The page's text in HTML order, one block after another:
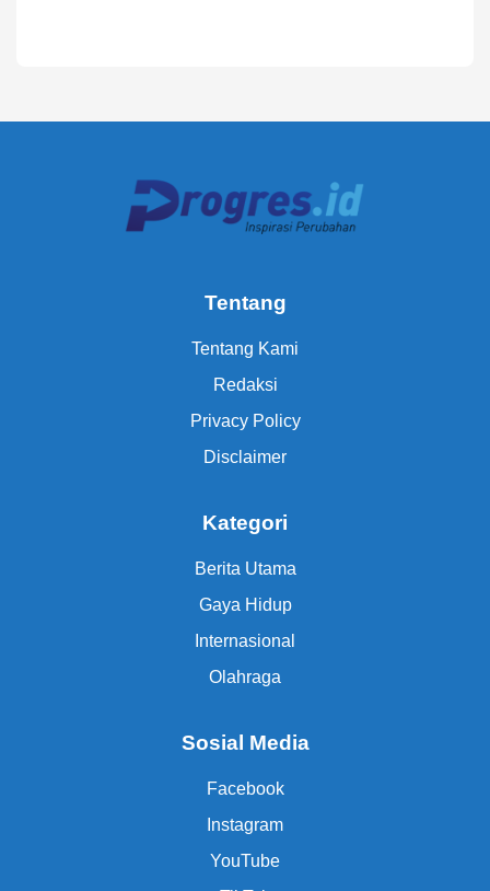
Tentang
Tentang Kami
Redaksi
Privacy Policy
Disclaimer
Kategori
Berita Utama
Gaya Hidup
Internasional
Olahraga
Sosial Media
Facebook
Instagram
YouTube